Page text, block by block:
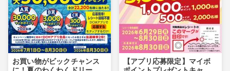
お買い物がビックチャンス
【アプリ応募限定】マイボ